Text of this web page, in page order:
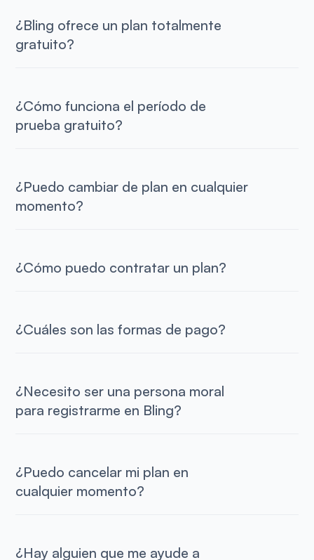
¿Bling ofrece un plan totalmente
gratuito?
¿Cómo funciona el período de
prueba gratuito?
¿Puedo cambiar de plan en cualquier
momento?
¿Cómo puedo contratar un plan?
¿Cuáles son las formas de pago?
¿Necesito ser una persona moral
para registrarme en Bling?
¿Puedo cancelar mi plan en
cualquier momento?
¿Hay alguien que me ayude a